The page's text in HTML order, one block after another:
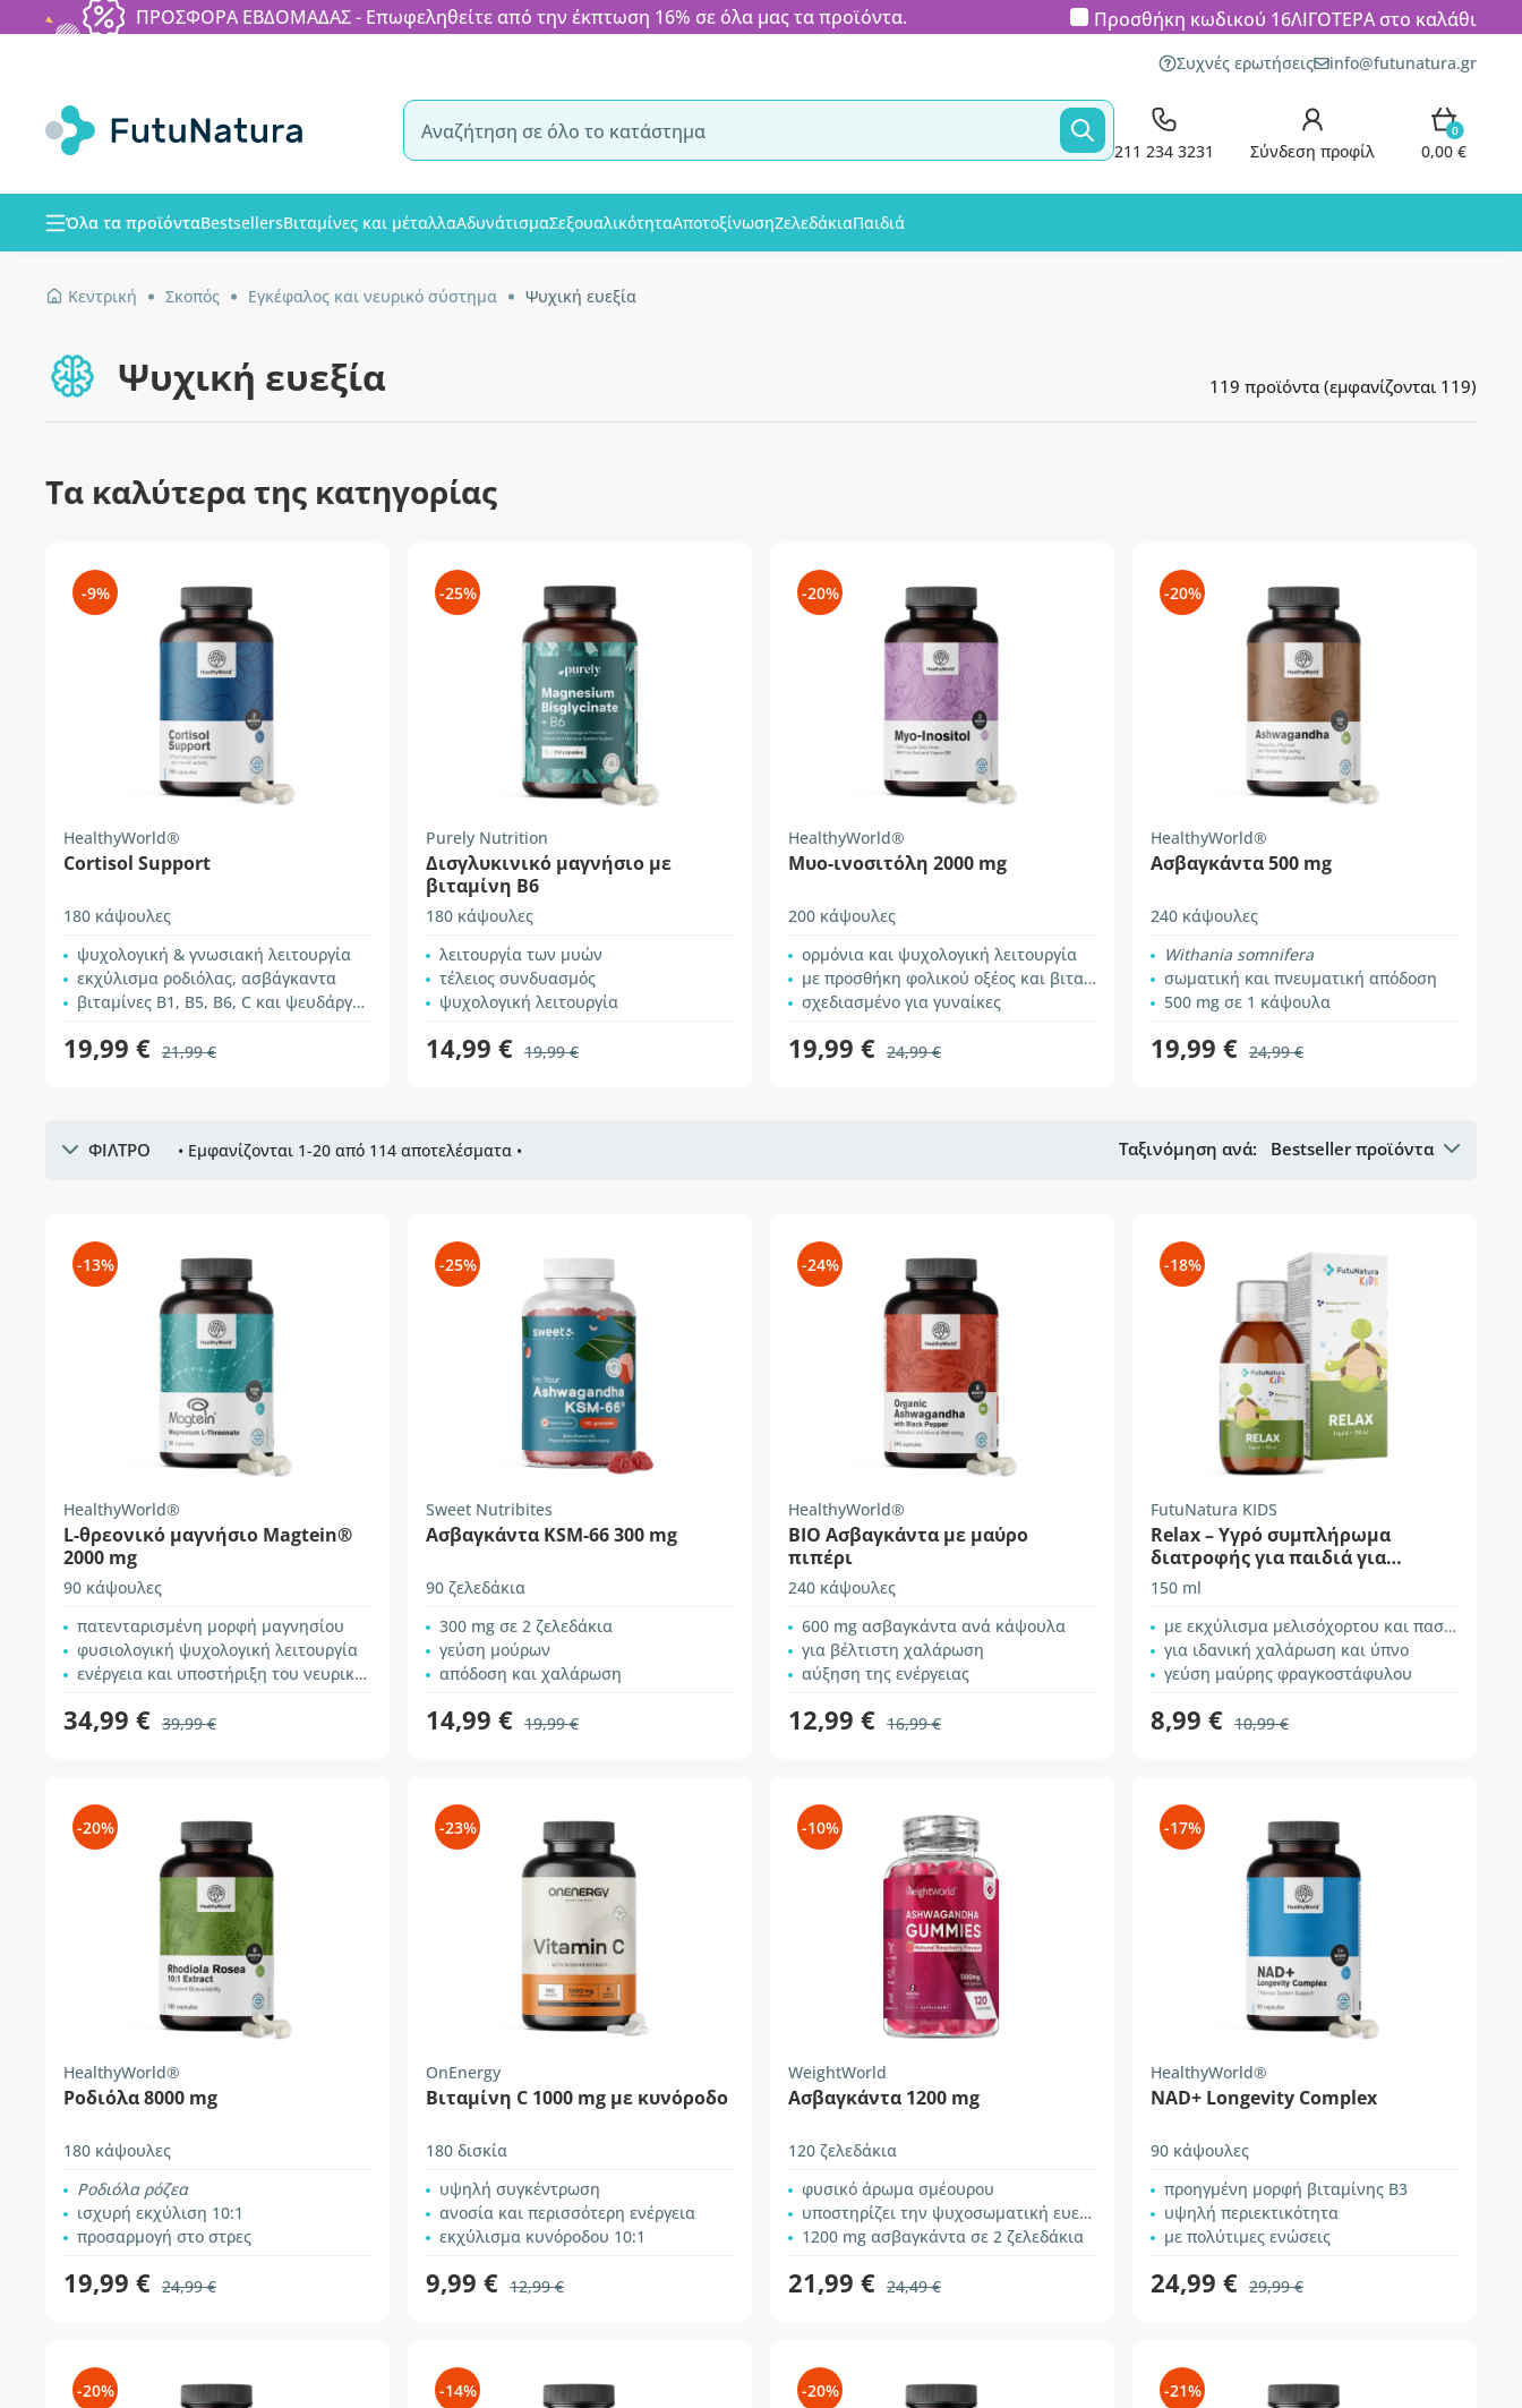
ΠΡΟΣΦΟΡΑ ΕΒΔΟΜΑΔΑΣ - Επωφεληθείτε από την έκπτωση 16% σε όλα μας τα προϊόντα. Προσθήκη κωδικού 16ΛΙΓΟΤΕΡΑστο καλάθι
Συχνές ερωτήσεις info@futunatura.gr
211 234 3231 Σύνδεση προφίλ
0
0,00 €
Όλα τα προϊόνταBestsellersΒιταμίνες και μέταλλαΑδυνάτισμαΣεξουαλικότηταΑποτοξίνωσηΖελεδάκιαΠαιδιά
Κεντρική Σκοπός Εγκέφαλος και νευρικό σύστημα Ψυχική ευεξία
Ψυχική ευεξία 119 προϊόντα (εμφανίζονται 119)
Τα καλύτερα της κατηγορίας
-9%
HealthyWorld®
Cortisol Support
180 κάψουλες
ψυχολογική & γνωσιακή λειτουργία
εκχύλισμα ροδιόλας, ασβάγκαντα
βιταμίνες B1, B5, B6, C και ψευδάργυρος
19,99 € 21,99 €
-25%
Purely Nutrition
Δισγλυκινικό μαγνήσιο με
βιταμίνη B6
180 κάψουλες
λειτουργία των μυών
τέλειος συνδυασμός
ψυχολογική λειτουργία
14,99 € 19,99 €
-20%
HealthyWorld®
Mυο-ινοσιτόλη 2000 mg
200 κάψουλες
ορμόνια και ψυχολογική λειτουργία
με προσθήκη φολικού οξέος και βιταμίνης Β6
σχεδιασμένο για γυναίκες
19,99 € 24,99 €
-20%
HealthyWorld®
Ασβαγκάντα 500 mg
240 κάψουλες
Withania somnifera
σωματική και πνευματική απόδοση
500 mg σε 1 κάψουλα
19,99 € 24,99 €
ΦΙΛΤΡΟ • Εμφανίζονται 1-20 από 114 αποτελέσματα • Ταξινόμηση ανά: Bestseller προϊόντα
-13%
HealthyWorld®
L-θρεονικό μαγνήσιο Magtein®
2000 mg
90 κάψουλες
πατενταρισμένη μορφή μαγνησίου
φυσιολογική ψυχολογική λειτουργία
ενέργεια και υποστήριξη του νευρικού συστήματος
34,99 € 39,99 €
-25%
Sweet Nutribites
Ασβαγκάντα KSM-66 300 mg
90 ζελεδάκια
300 mg σε 2 ζελεδάκια
γεύση μούρων
απόδοση και χαλάρωση
14,99 € 19,99 €
-24%
HealthyWorld®
BIO Ασβαγκάντα με μαύρο
πιπέρι
240 κάψουλες
600 mg ασβαγκάντα ανά κάψουλα
για βέλτιστη χαλάρωση
αύξηση της ενέργειας
12,99 € 16,99 €
-18%
FutuNatura KIDS
Relax – Υγρό συμπλήρωμα
διατροφής για παιδιά για
χαλάρωση
150 ml
με εκχύλισμα μελισόχορτου και πασιφλόρας
για ιδανική χαλάρωση και ύπνο
γεύση μαύρης φραγκοστάφυλου
8,99 € 10,99 €
-20%
HealthyWorld®
Ροδιόλα 8000 mg
180 κάψουλες
Ροδιόλα ρόζεα
ισχυρή εκχύλιση 10:1
προσαρμογή στο στρες
19,99 € 24,99 €
-23%
OnEnergy
Βιταμίνη C 1000 mg με κυνόροδο
180 δισκία
υψηλή συγκέντρωση
ανοσία και περισσότερη ενέργεια
εκχύλισμα κυνόροδου 10:1
9,99 € 12,99 €
-10%
WeightWorld
Ασβαγκάντα 1200 mg
120 ζελεδάκια
φυσικό άρωμα σμέουρου
υποστηρίζει την ψυχοσωματική ευεξία
1200 mg ασβαγκάντα σε 2 ζελεδάκια
21,99 € 24,49 €
-17%
HealthyWorld®
NAD+ Longevity Complex
90 κάψουλες
προηγμένη μορφή βιταμίνης Β3
υψηλή περιεκτικότητα
με πολύτιμες ενώσεις
24,99 € 29,99 €
-20% -14% -20% -21%